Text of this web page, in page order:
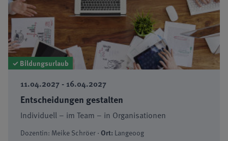
✓ Bildungsurlaub
11.04.2027 - 16.04.2027
Entscheidungen gestalten
Individuell – im Team – in Organisationen
Dozentin: Meike Schröer ·Ort: Langeoog